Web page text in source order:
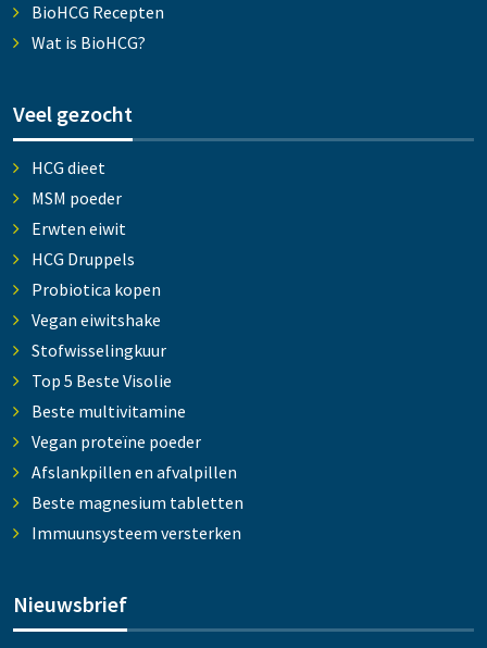
BioHCG Recepten
Wat is BioHCG?
Veel gezocht
HCG dieet
MSM poeder
Erwten eiwit
HCG Druppels
Probiotica kopen
Vegan eiwitshake
Stofwisselingkuur
Top 5 Beste Visolie
Beste multivitamine
Vegan proteïne poeder
Afslankpillen en afvalpillen
Beste magnesium tabletten
Immuunsysteem versterken
Nieuwsbrief